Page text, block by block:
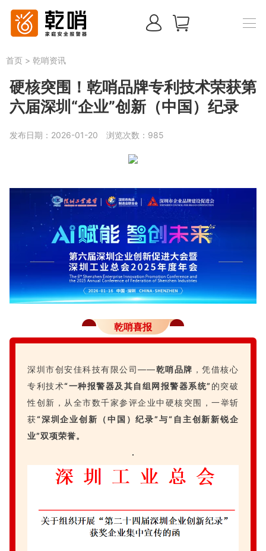
首页 > 乾哨资讯
硬核突围！乾哨品牌专利技术荣获第
六届深圳“企业”创新（中国）纪录
发布日期：2026-01-20 浏览次数： 985
乾哨喜报
深圳市创安佳科技有限公司——乾哨品牌 ，凭借核心
专利技术“一种报警器及其自组网报警器系统” 的突破
性创新，从全市数千家参评企业中硬核突围，一举斩
获“深圳企业创新（中国）纪录”与“自主创新新锐企
业”双项荣誉。